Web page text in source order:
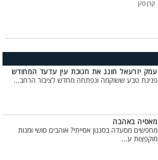
קרן כהן
עמק יזרעאל חוגג את חנוכת עין עדעד המחודש
פנינת טבע ששוקמה ונפתחה מחדש לציבור הרחב...
מאסיה באהבה
מחפשים מסעדה בסגנון אסייתי? אוהבים סושי ומנות
מוקפצות ע...